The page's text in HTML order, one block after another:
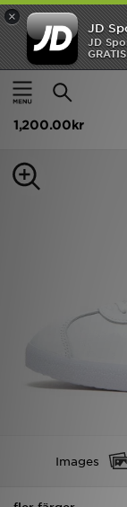
×
JD
JD
Hem
Herr
adidas Originals
1,200.00kr
Images
Hem
Rea
Dam
Bästsäljare